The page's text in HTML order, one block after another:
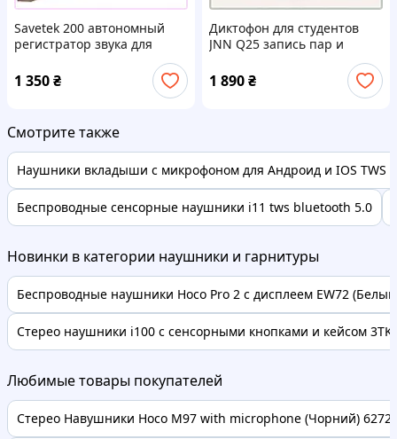
Savetek 200 автономный
регистратор звука для
1 350₴
Диктофон для студентов
JNN Q25 запись пар и
1 890₴
Смотрите также
Наушники вкладыши с микрофоном для Андроид и IOS TWS
Беспроводные сенсорные наушники i11 tws bluetooth 5.0
Новинки в категории наушники и гарнитуры
Беспроводные наушники Hoco Pro 2 с дисплеем EW72
Стерео наушники i100 с сенсорными кнопками и кейсом
Любимые товары покупателей
Стерео Навушники Hoco M97 with microphone (Чорний)